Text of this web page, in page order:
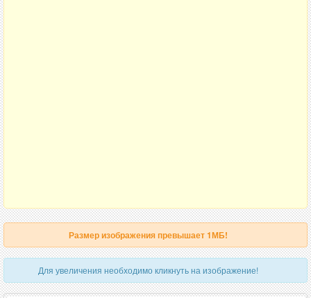
Размер изображения превышает 1МБ!
Для увеличения необходимо кликнуть на изображение!